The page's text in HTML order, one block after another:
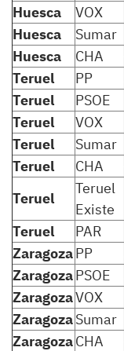
Huesca
VOX
Huesca
Sumar
Huesca
CHA
Teruel
PP
Teruel
PSOE
Teruel
VOX
Teruel
Sumar
Teruel
CHA
Teruel
Teruel
Existe
Teruel
PAR
ZaragozaPP
ZaragozaPSOE
ZaragozaVOX
ZaragozaSumar
ZaragozaCHA